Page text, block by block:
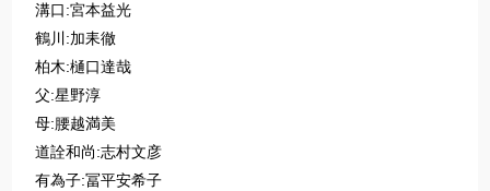
溝口:宮本益光
鶴川:加耒徹
柏木:樋口達哉
父:星野淳
母:腰越満美
道詮和尚:志村文彦
有為子:冨平安希子